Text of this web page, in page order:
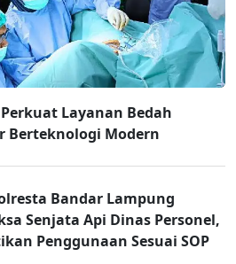
Layanan Bedah
Berteknologi Modern
Bandar Lampung
Senjata Api Dinas Personel,
Penggunaan Sesuai SOP